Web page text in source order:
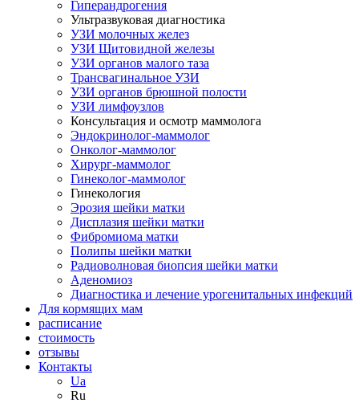
Гиперандрогения
Ультразвуковая диагностика
УЗИ молочных желез
УЗИ Щитовидной железы
УЗИ органов малого таза
Трансвагинальное УЗИ
УЗИ органов брюшной полости
УЗИ лимфоузлов
Консультация и осмотр маммолога
Эндокринолог-маммолог
Онколог-маммолог
Хирург-маммолог
Гинеколог-маммолог
Гинекология
Эрозия шейки матки
Дисплазия шейки матки
Фибромиома матки
Полипы шейки матки
Радиоволновая биопсия шейки матки
Аденомиоз
Диагностика и лечение урогенитальных инфекций
Для кормящих мам
расписание
стоимость
отзывы
Контакты
Ua
Ru